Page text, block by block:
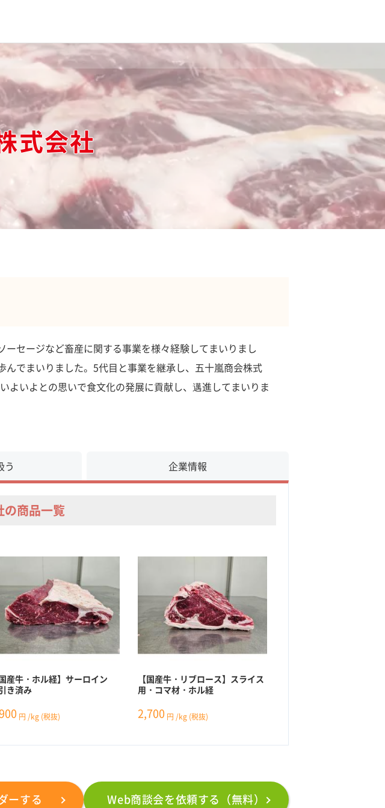
式会社
セージなど畜産に関する事業を様々経験してまいりまし
でまいりました。5代目と事業を継承し、五十嵐商会株式
よいよとの思いで食文化の発展に貢献し、邁進してまいりま
う 企業情報
の商品一覧
国産牛・ホル経】サーロイン
き済み
円 /kg (税抜)
【国産牛・リブロース】スライス
用・コマ材・ホル経
2,700 円 /kg (税抜)
ーする Web商談会を依頼する（無料）